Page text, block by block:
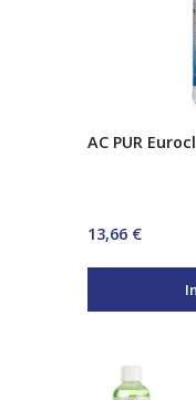
AC PUR
Regulärer Preis:
13,66 €